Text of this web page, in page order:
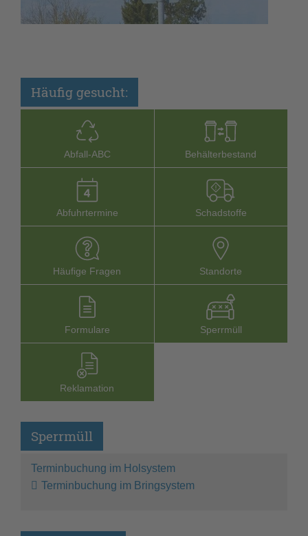
Häufig gesucht:
Abfall-­ABC Behälterbestand
Abfuhrtermine Schadstoffe
Häufige Fragen Stand­orte
Formu­lare Sperr­müll
Reklamation
Sperrmüll
Terminbuchung im Holsystem
Terminbuchung im Bringsystem